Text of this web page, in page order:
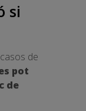
si
de
pot
de